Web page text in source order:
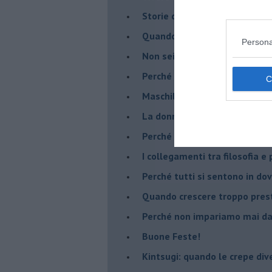
​Storie di rinascita: i Take That
​Quando la rigidità del
​Non sei indietro, stai
​Perché abbiamo bisogno di
​Maschilismo inconsapevole
​La donna può scegliere di
​Perché abbiamo così bisogno
​I collegamenti tra filosofia e
​Perché tutti si sentono in
​Quando crescere troppo
​Perché non impariamo mai
​Buone Feste!
​Kintsugi: quando le crepe